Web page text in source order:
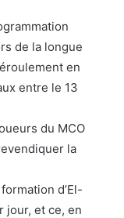
de la longue
en
entre le 13
du MCO
la
d’El-
jour, et ce, en